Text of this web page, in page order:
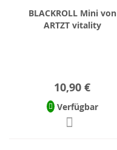
BLACKROLL Mini von
ARTZT vitality
10,90 €
Verfügbar